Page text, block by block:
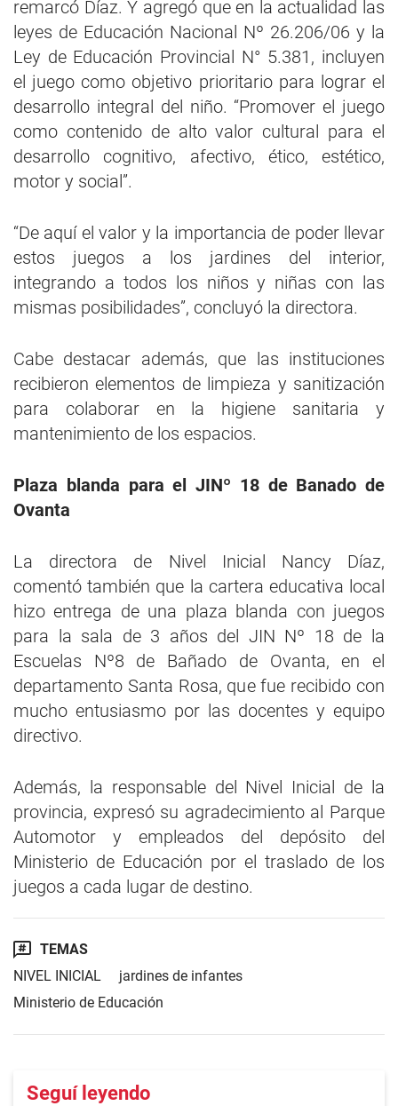
remarcó Díaz. Y agregó que en la actualidad las
leyes de Educación Nacional Nº 26.206/06 y la
Ley de Educación Provincial N° 5.381, incluyen
el juego como objetivo prioritario para lograr el
desarrollo integral del niño. “Promover el juego
como contenido de alto valor cultural para el
desarrollo cognitivo, afectivo, ético, estético,
motor y social”.
“De aquí el valor y la importancia de poder llevar
estos juegos a los jardines del interior,
integrando a todos los niños y niñas con las
mismas posibilidades”, concluyó la directora.
Cabe destacar además, que las instituciones
recibieron elementos de limpieza y sanitización
para colaborar en la higiene sanitaria y
mantenimiento de los espacios.
Plaza blanda para el JINº 18 de Banado de
Ovanta
La directora de Nivel Inicial Nancy Díaz,
comentó también que la cartera educativa local
hizo entrega de una plaza blanda con juegos
para la sala de 3 años del JIN Nº 18 de la
Escuelas Nº8 de Bañado de Ovanta, en el
departamento Santa Rosa, que fue recibido con
mucho entusiasmo por las docentes y equipo
directivo.
Además, la responsable del Nivel Inicial de la
provincia, expresó su agradecimiento al Parque
Automotor y empleados del depósito del
Ministerio de Educación por el traslado de los
juegos a cada lugar de destino.
TEMAS
NIVEL INICIAL
jardines de infantes
Ministerio de Educación
Seguí leyendo